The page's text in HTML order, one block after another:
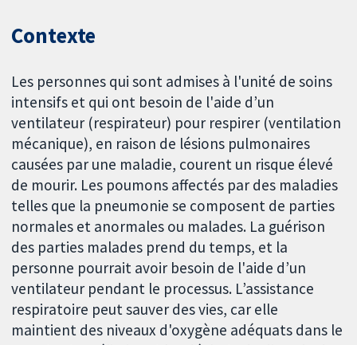
Contexte
Les personnes qui sont admises à l'unité de soins
intensifs et qui ont besoin de l'aide d’un
ventilateur (respirateur) pour respirer (ventilation
mécanique), en raison de lésions pulmonaires
causées par une maladie, courent un risque élevé
de mourir. Les poumons affectés par des maladies
telles que la pneumonie se composent de parties
normales et anormales ou malades. La guérison
des parties malades prend du temps, et la
personne pourrait avoir besoin de l'aide d’un
ventilateur pendant le processus. L’assistance
respiratoire peut sauver des vies, car elle
maintient des niveaux d'oxygène adéquats dans le